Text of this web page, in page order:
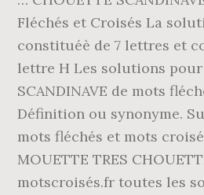
Fléchés et Croisés La
constituéè de 7 lettres et
lettre H Les solutions pour
SCANDINAVE de mots
Définition ou synonyme.
mots fléchés et mots
MOUETTE TRES
motscroisés.fr toutes les